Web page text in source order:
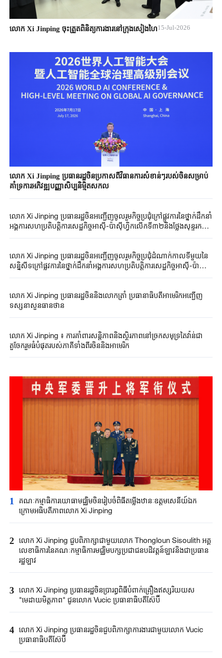
លោក Xi Jinping ចុះត្រួតពិនិត្យការងារនៅក្រុងសៀងហៃ15-Jul-2026
លោក Xi ​Jinping ​ប្រធានរដ្ឋចិន​ប្រកាសពី​វិធានការ​សំខាន់ៗ​របស់ចិន​សម្រាប់
គាំទ្រ​ការអភិវឌ្ឍ​បញ្ញាសិប្បនិមិ្មត​សកល​
លោក Xi ​Jinping ​ប្រធានរដ្ឋចិន​អញ្ជើញចូលរួម​កិច្ចប្រជុំ​​​ក្រៅ​ផ្លូវការនៃ​ថ្នាក់ដឹកនាំ​
អង្គការ​សហប្រតិបត្តិការ​សេដ្ឋកិច្ច​អាស៊ី-ប៉ាស៊ីហ្វិក​លើកទី៣២​និងថ្លែង​សុន្ទរកថា
លោក Xi ​Jinping ​ប្រធានរដ្ឋចិន​អញ្ជើញចូលរួម​កិច្ចប្រជុំ​ដំណាក់កាលទីមួយនៃ
សន្និសីទ​ក្រៅ​ផ្លូវការនៃ​ថ្នាក់ដឹកនាំអង្គការសហប្រតិបត្តិការសេដ្ឋកិច្ចអាស៊ី-ប៉ា
លោក Xi ​Jinping ​ប្រធានរដ្ឋចិន​និងលោកត្រាំ ​ប្រធានាធិបតី​អាមេរិក​​អញ្ជើញ​​​
ទស្សនា​សួនធានថាន​
លោក Xi ​Jinping ​៖ ការគាំពារ​សន្តិភាពនិង​ស្ថិរភាពនៅ​ច្រកសមុទ្រ​តៃវ៉ាន់ជា​
តួចែករួម​ធំបំផុត​របស់​ភាគីទាំងពីរ​ចិននិងអាមេរិក​
1
គណៈកម្មាធិការយោធាមជ្ឈិម​ចិន​រៀបចំ​ពិធី​តម្លើងឋានៈឧត្តមសេនីយ៍ឯក
ក្រោម​អធិបតី​ភាព​លោក​ Xi Jinping
2 លោក Xi Jinping ជួបពិភាក្សាជាមួយលោក Thongloun Sisoulith អគ្គ
លេខាធិការនៃគណៈកម្មាធិការមជ្ឈិមបក្សប្រជាជនបដិវត្តន៍ឡាវនិងជាប្រធាន
រដ្ឋឡាវ
3 លោក Xi Jinping ប្រធានរដ្ឋចិនប្រារព្ធពិធីបំពាក់​គ្រឿង​ឥស្សរិយយស
"មេដាយមិត្តភាព" ជូនលោក Vucic ប្រធានាធិបតីស៊ែប៊ី
4 លោក Xi Jinping ប្រធានរដ្ឋចិនជួបពិភាក្សាការងារជាមួយលោក Vucic
ប្រធានាធិបតីស៊ែប៊ី